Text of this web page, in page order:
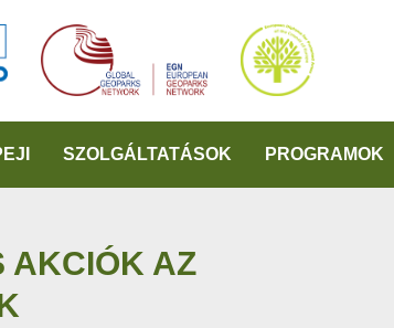
SZOLGÁLTATÁSOK PROGRAMOK
AKCIÓK AZ